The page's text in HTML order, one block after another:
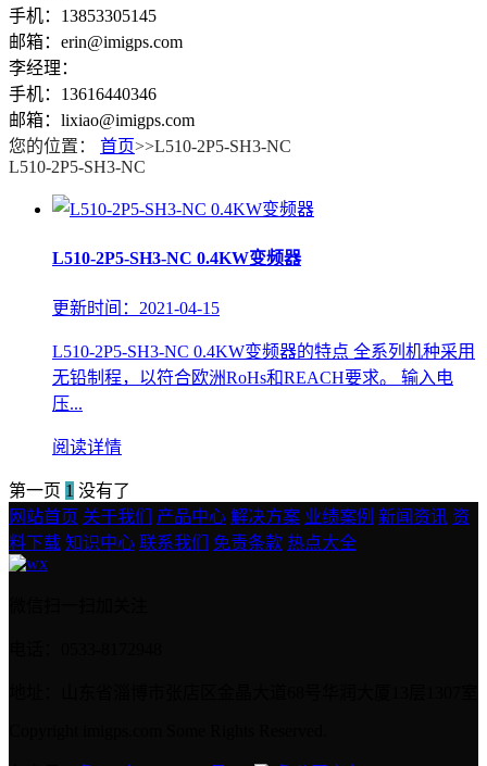
手机：13853305145
邮箱：erin@imigps.com
李经理：
手机：13616440346
邮箱：lixiao@imigps.com
您的位置：
首页>>L510-2P5-SH3-NC
L510-2P5-SH3-NC
L510-2P5-SH3-NC 0.4KW变频器
更新时间：2021-04-15
L510-2P5-SH3-NC 0.4KW变频器的特点 全系列机种采用
无铅制程，以符合欧洲RoHs和REACH要求。 输入电
压...
阅读详情
第一页 1 没有了
网站首页 关于我们 产品中心 解决方案 业绩案例 新闻资讯 资
料下载 知识中心 联系我们 免责条款 热点大全